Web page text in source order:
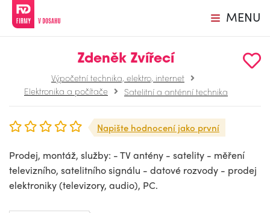
MENU
Zdeněk Zvířecí
Výpočetní technika, elektro, internet
Elektronika a počítače
Satelitní a anténní technika
Napište hodnocení jako první
Prodej, montáž, služby: - TV antény - satelity - měření
televizního, satelitního signálu - datové rozvody - prodej
elektroniky (televizory, audio), PC.